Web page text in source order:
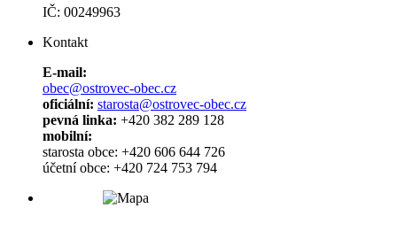
IČ: 00249963
Kontakt
E-mail:
obec@ostrovec-obec.cz
oficiální: starosta@ostrovec-obec.cz
pevná linka: +420 382 289 128
mobilní:
starosta obce: +420 606 644 726
účetní obce: +420 724 753 794